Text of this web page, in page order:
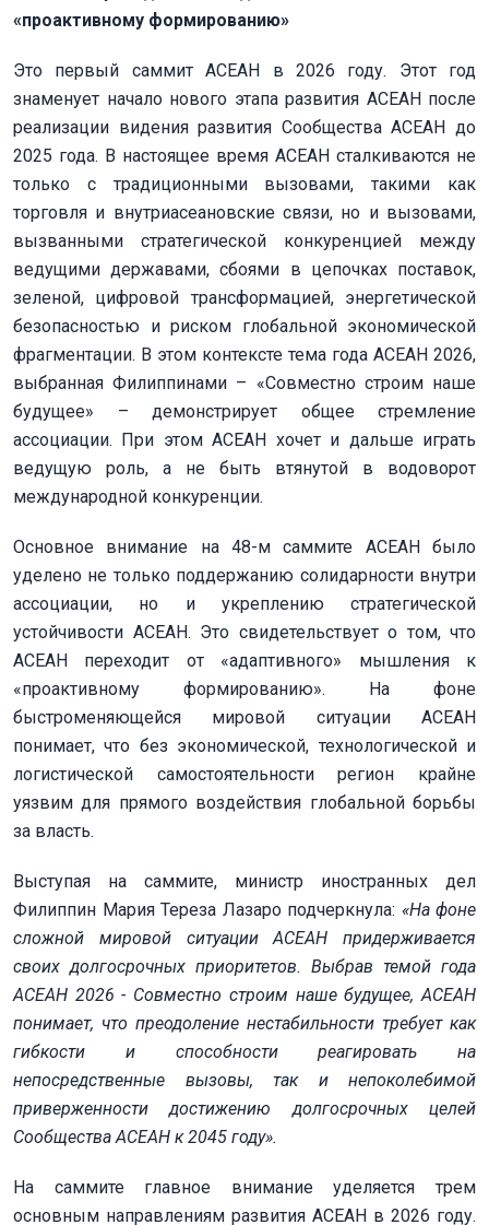
«проактивному формированию»
Это первый саммит АСЕАН в 2026 году. Этот год
знаменует начало нового этапа развития АСЕАН после
реализации видения развития Сообщества АСЕАН до
2025 года. В настоящее время АСЕАН сталкиваются не
только с традиционными вызовами, такими как
торговля и внутриасеановские связи, но и вызовами,
вызванными стратегической конкуренцией между
ведущими державами, сбоями в цепочках поставок,
зеленой, цифровой трансформацией, энергетической
безопасностью и риском глобальной экономической
фрагментации. В этом контексте тема года АСЕАН 2026,
выбранная Филиппинами – «Совместно строим наше
будущее» – демонстрирует общее стремление
ассоциации. При этом АСЕАН хочет и дальше играть
ведущую роль, а не быть втянутой в водоворот
международной конкуренции.
Основное внимание на 48-м саммите АСЕАН было
уделено не только поддержанию cолидарности внутри
ассоциации, но и укреплению стратегической
устойчивости АСЕАН. Это свидетельствует о том, что
АСЕАН переходит от «адаптивного» мышления к
«проактивному формированию». На фоне
быстроменяющейся мировой ситуации АСЕАН
понимает, что без экономической, технологической и
логистической самостоятельности регион крайне
уязвим для прямого воздействия глобальной борьбы
за власть.
Выступая на саммите, министр иностранных дел
Филиппин Мария Тереза Лазаро подчеркнула: «На фоне
сложной мировой ситуации АСЕАН придерживается
своих долгосрочных приоритетов. Выбрав темой года
АСЕАН 2026 - Совместно строим наше будущее, АСЕАН
понимает, что преодоление нестабильности требует как
гибкости и способности реагировать на
непосредственные вызовы, так и непоколебимой
приверженности достижению долгосрочных целей
Сообщества АСЕАН к 2045 году».
На саммите главное внимание уделяется трем
основным направлениям развития АСЕАН в 2026 году.